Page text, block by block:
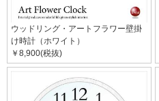
ウッドリング・アートフラワー壁掛
け時計（ホワイト）
￥8,900(税抜)